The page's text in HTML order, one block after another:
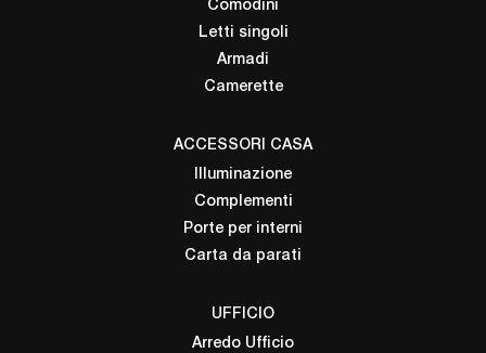
Comodini
Letti singoli
Armadi
Camerette
ACCESSORI CASA
Illuminazione
Complementi
Porte per interni
Carta da parati
UFFICIO
Arredo Ufficio